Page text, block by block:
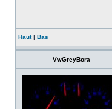
Haut| Bas
VwGreyBora